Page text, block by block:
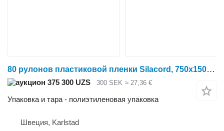
80 рулонов пластиковой пленки Silacord, 750x1500 мм
375 300 UZS 300 SEK ≈ 27,36 €
Упаковка и тара - полиэтиленовая упаковка
Швеция, Karlstad